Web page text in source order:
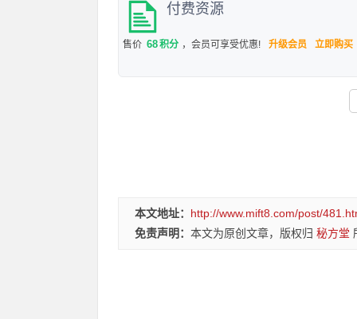
付费资源
售价 68积分 ，会员可享受优惠! 升级会员 立即购买
本文地址： http://www.mift8.com/post/
免责声明： 本文为原创文章，版权归 秘方堂